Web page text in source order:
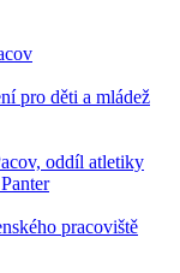
pro děti a mládež
oddíl atletiky
pracoviště